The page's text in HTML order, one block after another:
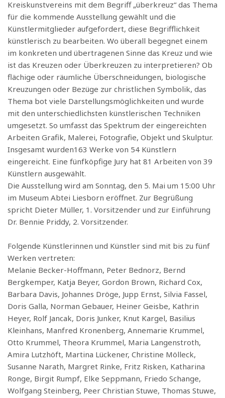
Kreiskunstvereins mit dem Begriff „überkreuz“ das Thema
für die kommende Ausstellung gewählt und die
Künstlermitglieder aufgefordert, diese Begrifflichkeit
künstlerisch zu bearbeiten. Wo überall begegnet einem
im konkreten und übertragenen Sinne das Kreuz und wie
ist das Kreuzen oder Überkreuzen zu interpretieren? Ob
flächige oder räumliche Überschneidungen, biologische
Kreuzungen oder Bezüge zur christlichen Symbolik, das
Thema bot viele Darstellungsmöglichkeiten und wurde
mit den unterschiedlichsten künstlerischen Techniken
umgesetzt. So umfasst das Spektrum der eingereichten
Arbeiten Grafik, Malerei, Fotografie, Objekt und Skulptur.
Insgesamt wurden163 Werke von 54 Künstlern
eingereicht. Eine fünfköpfige Jury hat 81 Arbeiten von 39
Künstlern ausgewählt.
Die Ausstellung wird am Sonntag, den 5. Mai um 15:00 Uhr
im Museum Abtei Liesborn eröffnet. Zur Begrüßung
spricht Dieter Müller, 1. Vorsitzender und zur Einführung
Dr. Bennie Priddy, 2. Vorsitzender.
Folgende Künstlerinnen und Künstler sind mit bis zu fünf
Werken vertreten:
Melanie Becker-Hoffmann, Peter Bednorz, Bernd
Bergkemper, Katja Beyer, Gordon Brown, Richard Cox,
Barbara Davis, Johannes Dröge, Jupp Ernst, Silvia Fassel,
Doris Galla, Norman Gebauer, Heiner Geisbe, Kathrin
Heyer, Rolf Jancak, Doris Junker, Knut Kargel, Basilius
Kleinhans, Manfred Kronenberg, Annemarie Krummel,
Otto Krummel, Theora Krummel, Maria Langenstroth,
Amira Lutzhöft, Martina Lückener, Christine Mölleck,
Susanne Narath, Margret Rinke, Fritz Risken, Katharina
Ronge, Birgit Rumpf, Elke Seppmann, Friedo Schange,
Wolfgang Steinberg, Peer Christian Stuwe, Thomas Stuwe,